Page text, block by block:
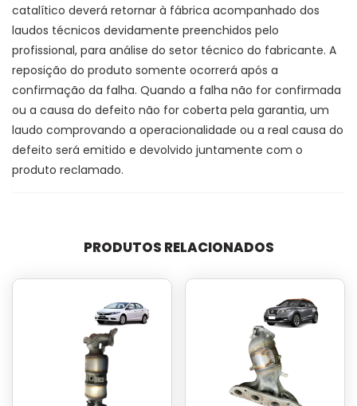
catalítico deverá retornar à fábrica acompanhado dos
laudos técnicos devidamente preenchidos pelo
profissional, para análise do setor técnico do fabricante. A
reposição do produto somente ocorrerá após a
confirmação da falha. Quando a falha não for confirmada
ou a causa do defeito não for coberta pela garantia, um
laudo comprovando a operacionalidade ou a real causa do
defeito será emitido e devolvido juntamente com o
produto reclamado.
PRODUTOS RELACIONADOS